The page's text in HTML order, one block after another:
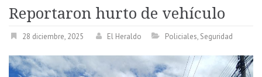
Reportaron hurto de vehículo
28 diciembre, 2025 El Heraldo Policiales, Seguridad